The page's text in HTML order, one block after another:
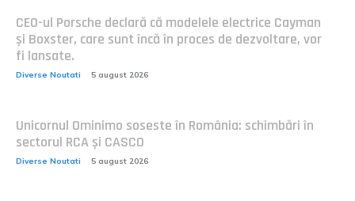
CEO-ul Porsche declară că modelele electrice Cayman
și Boxster, care sunt încă în proces de dezvoltare, vor
fi lansate.
Diverse Noutati 5 august 2026
Unicornul Ominimo soseste în România: schimbări în
sectorul RCA și CASCO
Diverse Noutati 5 august 2026